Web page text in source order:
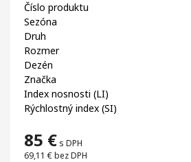
Číslo produktu
Sezóna
Druh
Rozmer
Dezén
Značka
Index nosnosti (LI)
Rýchlostný index (SI)
85 € s DPH
69,11 € bez DPH